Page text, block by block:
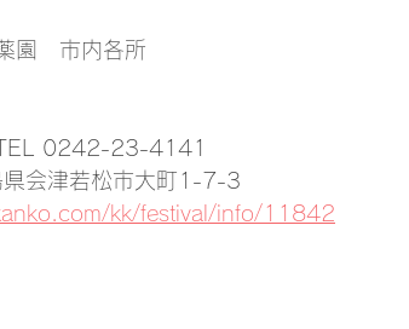
園　市内各所
0242-23-4141
会津若松市大町1-7-3
kk/festival/info/11842